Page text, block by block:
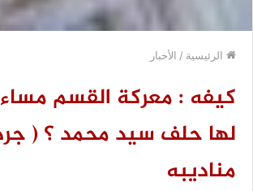
الرئيسية / الأخبار
كيفه : معركة القسم مساء
لها حلف سيد محمد ؟ (
مناديبه